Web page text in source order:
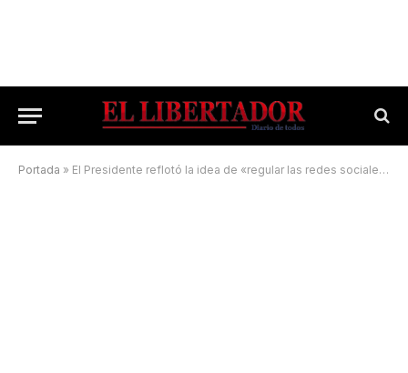
Portada » El Presidente reflotó la idea de «regular las redes sociales» contra los discursos de odio